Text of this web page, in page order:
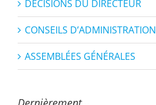
DÉCISIONS DU DIRECTEUR
CONSEILS D’ADMINISTRATION
ASSEMBLÉES GÉNÉRALES